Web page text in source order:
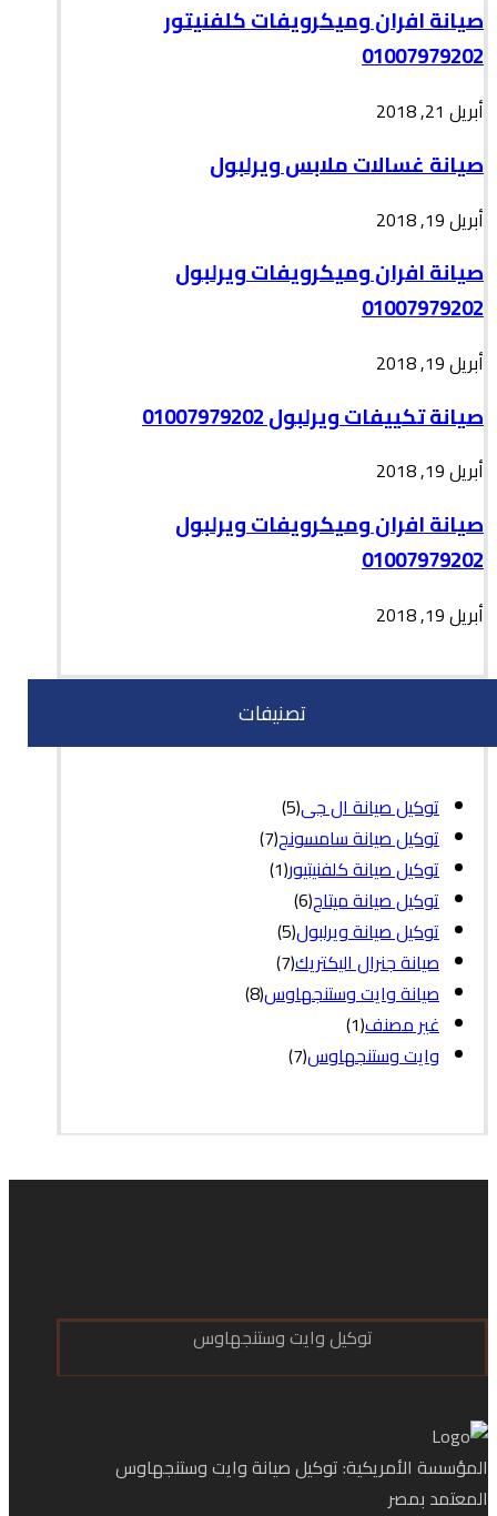
صيانة افران وميكرويفات كلفنيتور
01007979202
أبريل 21, 2018
صيانة غسالات ملابس ويرلبول
أبريل 19, 2018
صيانة افران وميكرويفات ويرلبول
01007979202
أبريل 19, 2018
صيانة تكييفات ويرلبول 01007979202
أبريل 19, 2018
صيانة افران وميكرويفات ويرلبول
01007979202
أبريل 19, 2018
تصنيفات
توكيل صيانة ال جى(5)
توكيل صيانة سامسونج(7)
توكيل صيانة كلفنيتيور(1)
توكيل صيانة ميتاج(6)
توكيل صيانة ويرلبول(5)
صيانة جنرال اليكتريك(7)
صيانة وايت وستنجهاوس(8)
غير مصنف(1)
وايت وستنجهاوس(7)
توكيل وايت وستنجهاوس
المؤسسة الأمريكية: توكيل صيانة وايت وستنجهاوس
المعتمد بمصر